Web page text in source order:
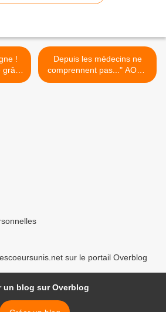
Depuis les médecins ne
comprennent pas..." AOÛT
2007 TÉMOIGNAGE >
sur le portail Overblog
un blog sur Overblog